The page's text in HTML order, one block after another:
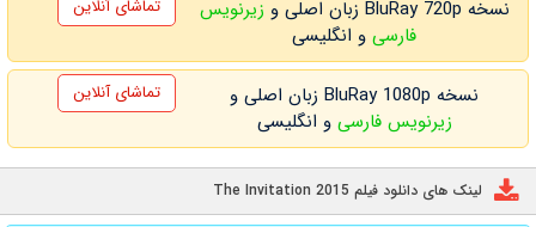
نسخه BluRay 720p زبان اصلی و
زیرنویس
فارسیو انگلیسی
تماشای آنلاین
نسخه BluRay 1080p زبان اصلی و
زیرنویس فارسی و انگلیسی
تماشای آنلاین
لینک های دانلود فیلم The Invitation 2015